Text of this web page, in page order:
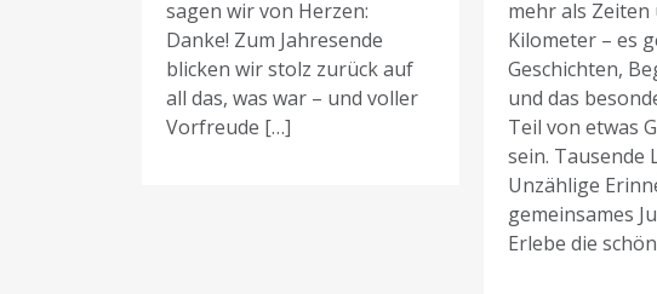
sagen wir von Herzen:
Danke! Zum Jahresende
blicken wir stolz zurück auf
all das, was war – und voller
Vorfreude […]
mehr als Zeiten
Kilometer – es
Geschichten,
und das
Teil von etwas
sein. Tausende
Unzählige
gemeinsames
Erlebe die